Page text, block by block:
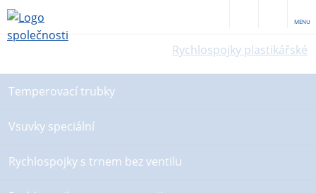
MENU
Rychlospojky plastikářské
Temperovací trubky
Vsuvky speciální
Rychlospojky s trnem bez ventilu